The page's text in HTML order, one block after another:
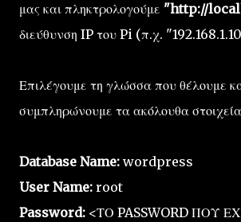
μας και πληκτρολογούμε "http://
διεύθυνση IP του Pi (π.χ.
Επιλέγουμε τη γλώσσα που θέλουμε
συμπληρώνουμε τα ακόλουθα
Database Name: wordpress
User Name: root
Password: <ΤΟ PASSWORD ΠΟΥ